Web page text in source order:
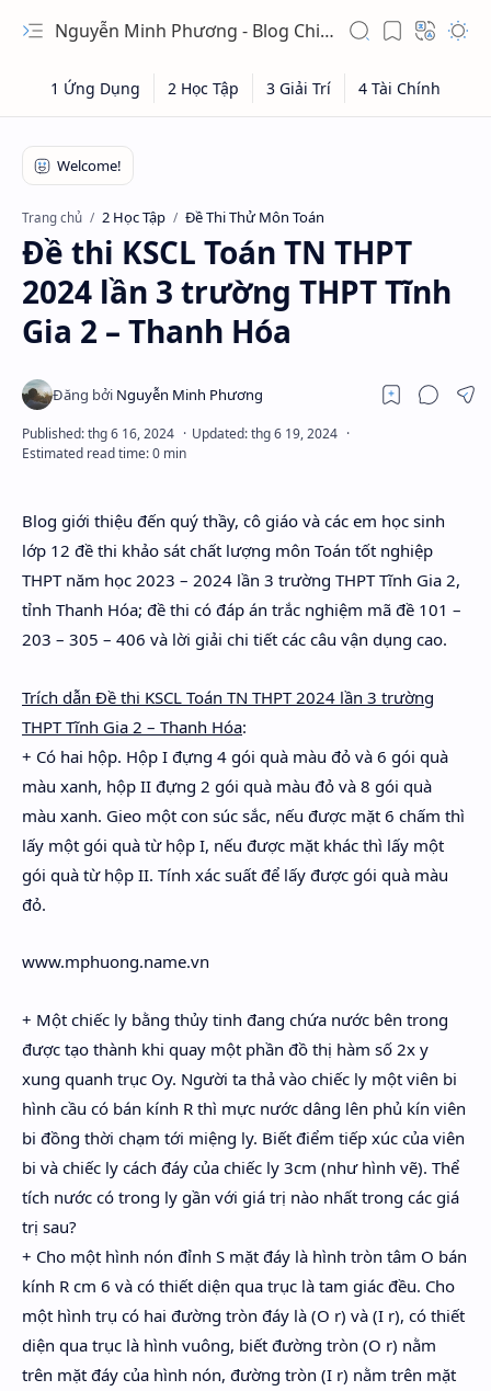
Nguyễn Minh Phương - Blog Chia sẻ Kiến thức Chứng khoán & Tài liệu Toán học
Hidden Menu
Hidden Menu
Trang chủ 2 Học Tập Đề Thi Thử Môn Toán
Đề thi KSCL Toán TN THPT
2024 lần 3 trường THPT Tĩnh
Gia 2 – Thanh Hóa
Blog giới thiệu đến quý thầy, cô giáo và các em học sinh
lớp 12 đề thi khảo sát chất lượng môn Toán tốt nghiệp
THPT năm học 2023 – 2024 lần 3 trường THPT Tĩnh Gia 2,
tỉnh Thanh Hóa; đề thi có đáp án trắc nghiệm mã đề 101 –
203 – 305 – 406 và lời giải chi tiết các câu vận dụng cao.
Trích dẫn Đề thi KSCL Toán TN THPT 2024 lần 3 trường
THPT Tĩnh Gia 2 – Thanh Hóa:
+ Có hai hộp. Hộp I đựng 4 gói quà màu đỏ và 6 gói quà
màu xanh, hộp II đựng 2 gói quà màu đỏ và 8 gói quà
màu xanh. Gieo một con súc sắc, nếu được mặt 6 chấm thì
lấy một gói quà từ hộp I, nếu được mặt khác thì lấy một
gói quà từ hộp II. Tính xác suất để lấy được gói quà màu
đỏ.
www.mphuong.name.vn
+ Một chiếc ly bằng thủy tinh đang chứa nước bên trong
được tạo thành khi quay một phần đồ thị hàm số 2x y
xung quanh trục Oy. Người ta thả vào chiếc ly một viên bi
hình cầu có bán kính R thì mực nước dâng lên phủ kín viên
bi đồng thời chạm tới miệng ly. Biết điểm tiếp xúc của viên
bi và chiếc ly cách đáy của chiếc ly 3cm (như hình vẽ). Thể
tích nước có trong ly gần với giá trị nào nhất trong các giá
trị sau?
+ Cho một hình nón đỉnh S mặt đáy là hình tròn tâm O bán
kính R cm 6 và có thiết diện qua trục là tam giác đều. Cho
một hình trụ có hai đường tròn đáy là (O r) và (I r), có thiết
diện qua trục là hình vuông, biết đường tròn (O r) nằm
trên mặt đáy của hình nón, đường tròn (I r) nằm trên mặt